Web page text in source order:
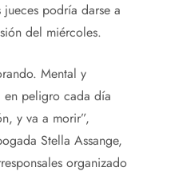
podría darse a
del miércoles.
Mental y
en peligro cada día
y va a morir”,
Stella Assange,
organizado